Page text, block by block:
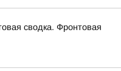
сводка. Фронтовая